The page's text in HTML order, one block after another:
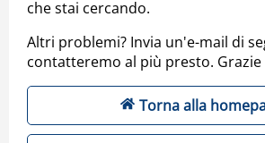
che stai cercando.
Altri problemi? Invia un'e-mail di
contatteremo al più presto. Grazie
Torna alla